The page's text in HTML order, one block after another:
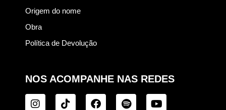
Origem do nome
Obra
Política de Devolução
NOS ACOMPANHE NAS REDES